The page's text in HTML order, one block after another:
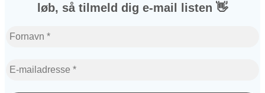
løb, så tilmeld dig e-mail listen 👋